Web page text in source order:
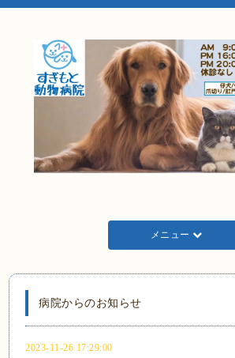
メニュー
病院からのお知らせ
2023-11-26 17:29:00